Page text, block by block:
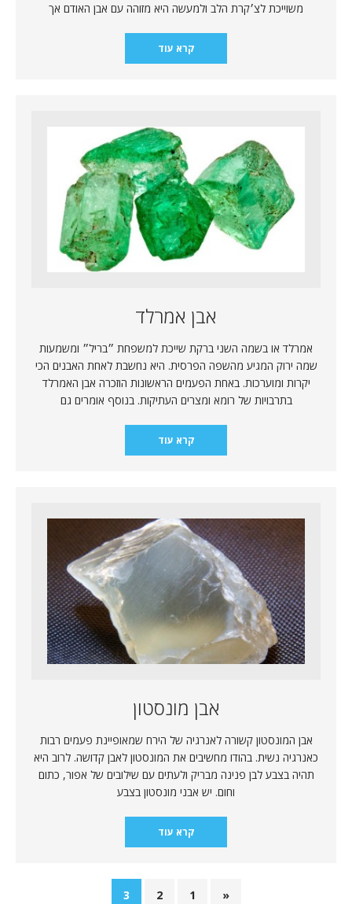
משוייכת לצ׳קרת הלב ולמעשה היא מזוהה עם אבן האודם אך
קרא עוד
אבן אמרלד
אמרלד או בשמה השני ברקת שייכת למשפחת ״בריל״ ומשמעות
שמה ירוק המגיע מהשפה הפרסית. היא נחשבת לאחת האבנים הכי
יקרות ומוערכות. באחת הפעמים הראשונות הוזכרה אבן האמרלד
בתרבויות של רומא ומצרים העתיקות. בנוסף אומרים גם
קרא עוד
אבן מונסטון
אבן המונסטון קשורה לאנרגיה של הירח שמאופיינת פעמים רבות
כאנרגיה נשית. בהודו מחשיבים את המונסטון לאבן קדושה. לרוב היא
תהיה בצבע לבן פנינה מבריק ולעתים עם שילובים של אפור, כתום
וחום. יש אבני מונסטון בצבע
קרא עוד
«
1
2
3